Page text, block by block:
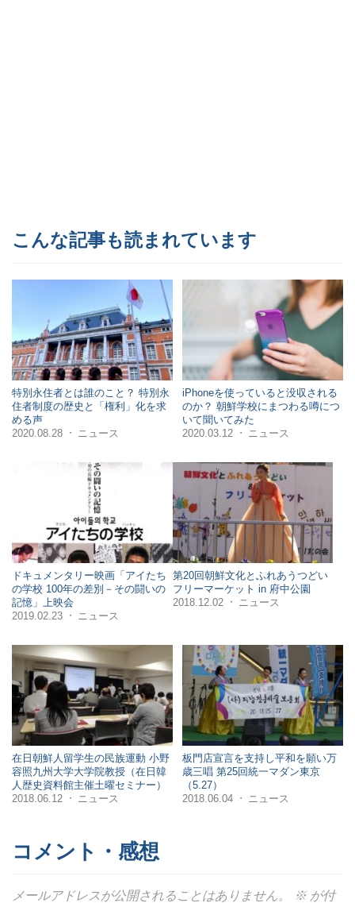
こんな記事も読まれています
特別永住者とは誰のこと？ 特別永
住者制度の歴史と「権利」化を求
める声
2020.08.28
・ ニュース
iPhoneを使っていると没収される
のか？ 朝鮮学校にまつわる噂につ
いて聞いてみた
2020.03.12
・ ニュース
ドキュメンタリー映画「アイたち
の学校 100年の差別－その闘いの
記憶」上映会
2019.02.23
・ ニュース
第20回朝鮮文化とふれあうつどい
フリーマーケット in 府中公園
2018.12.02
・ ニュース
在日朝鮮人留学生の民族運動 小野
容照九州大学大学院教授（在日韓
人歴史資料館主催土曜セミナー）
2018.06.12
・ ニュース
板門店宣言を支持し平和を願い万
歳三唱 第25回統一マダン東京
（5.27）
2018.06.04
・ ニュース
コメント・感想
メールアドレスが公開されることはありません。 ※ が付